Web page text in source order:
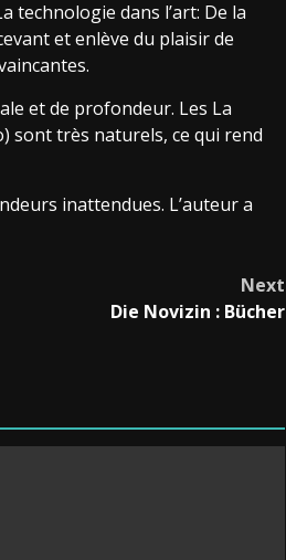
technologie dans l’art: De la
et enlève du plaisir de
et de profondeur. Les La
sont très naturels, ce qui rend
inattendues. L’auteur a
Next
Die Novizin : Bücher